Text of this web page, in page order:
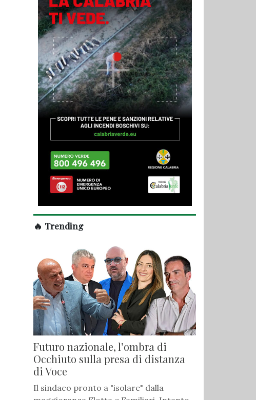
🔥 Trending
Futuro nazionale, l’ombra di
Occhiuto sulla presa di distanza
di Voce
Il sindaco pronto a "isolare" dalla